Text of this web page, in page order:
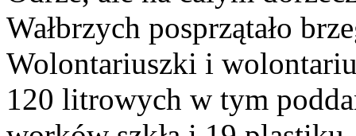
Wałbrzych posprzątało
Wolontariuszki i
120 litrowych w tym